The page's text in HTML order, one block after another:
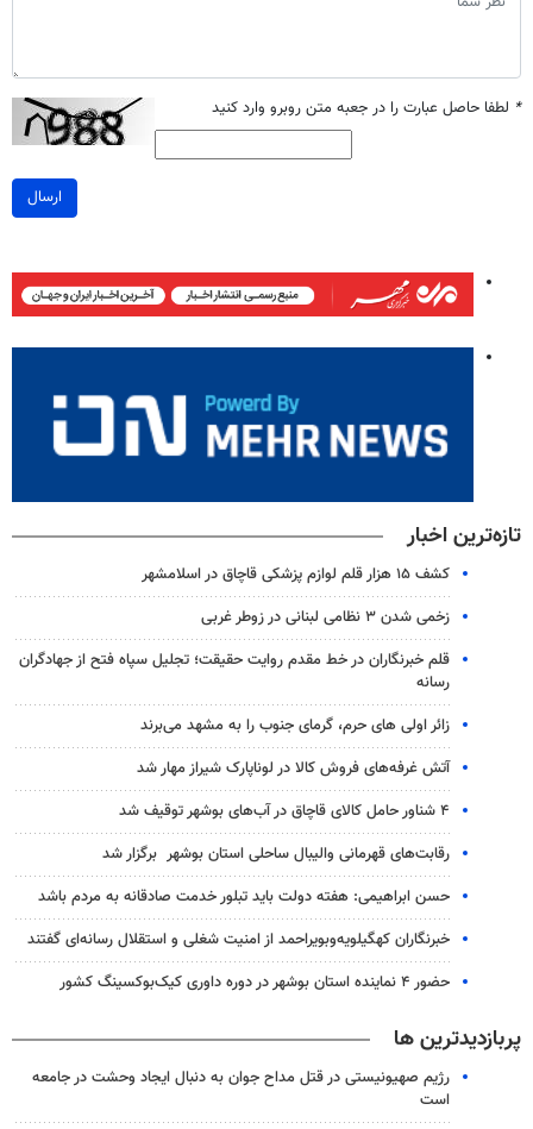
* لطفا حاصل عبارت را در جعبه متن روبرو وارد کنید
ارسال
تازه‌ترین اخبار
کشف ۱۵ هزار قلم لوازم پزشکی قاچاق در اسلامشهر
زخمی شدن ۳ نظامی لبنانی در زوطر غربی
قلم خبرنگاران در خط مقدم روایت حقیقت؛ تجلیل سپاه فتح از جهادگران
رسانه
زائر اولی های حرم، گرمای جنوب را به مشهد می‌برند
آتش غرفه‌های فروش کالا در لوناپارک شیراز مهار شد
۴ شناور حامل کالای قاچاق در آب‌های بوشهر توقیف شد
رقابت‌های قهرمانی والیبال ساحلی استان بوشهر برگزار شد
حسن ابراهیمی: هفته دولت باید تبلور خدمت صادقانه به مردم باشد
خبرنگاران کهگیلویه‌وبویراحمد از امنیت شغلی و استقلال رسانه‌ای گفتند
حضور ۴ نماینده استان بوشهر در دوره داوری کیک‌بوکسینگ کشور
پربازدیدترین ها
رژیم صهیونیستی در قتل مداح جوان به دنبال ایجاد وحشت در جامعه
است